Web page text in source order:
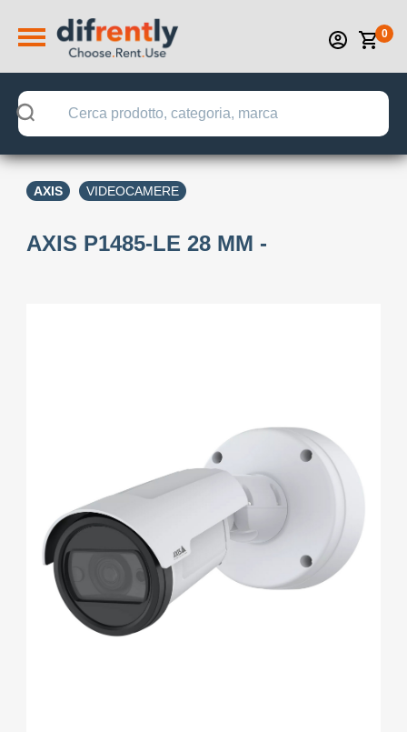
0
AXIS VIDEOCAMERE
AXIS P1485-LE 28 MM -